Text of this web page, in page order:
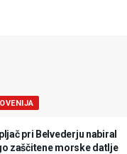
pri Belvederju nabiral
zaščitene morske datlje